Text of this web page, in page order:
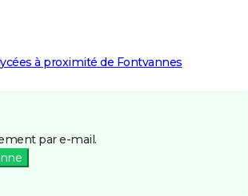
à proximité de Fontvannes
par e-mail.